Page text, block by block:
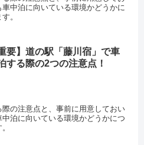
中泊に向いている環境かどうかに
。
要】道の駅「藤川宿」で車
する際の2つの注意点！
の注意点と、事前に用意しておい
泊に向いている環境かどうかにつ